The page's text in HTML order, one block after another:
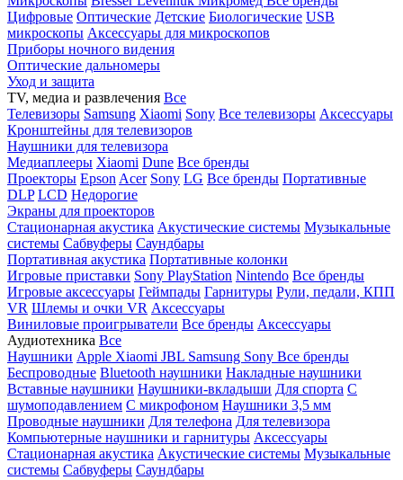
Цифровые Оптические Детские Биологические USB
микроскопы Аксессуары для микроскопов
Приборы ночного видения
Оптические дальномеры
Уход и защита
TV, медиа и развлечения Все
Телевизоры Samsung Xiaomi Sony Все телевизоры Аксессуары
Кронштейны для телевизоров
Наушники для телевизора
Медиаплееры Xiaomi Dune Все бренды
Проекторы Epson Acer Sony LG Все бренды Портативные
DLP LCD Недорогие
Экраны для проекторов
Стационарная акустика Акустические системы Музыкальные
системы Сабвуферы Саундбары
Портативная акустика Портативные колонки
Игровые приставки Sony PlayStation Nintendo Все бренды
Игровые аксессуары Геймпады Гарнитуры Рули, педали, КПП
VR Шлемы и очки VR Аксессуары
Виниловые проигрыватели Все бренды Аксессуары
Аудиотехника Все
Наушники Apple Xiaomi JBL Samsung Sony Все бренды
Беспроводные Bluetooth наушники Накладные наушники
Вставные наушники Наушники-вкладыши Для спорта С
шумоподавлением С микрофоном Наушники 3,5 мм
Проводные наушники Для телефона Для телевизора
Компьютерные наушники и гарнитуры Аксессуары
Стационарная акустика Акустические системы Музыкальные
системы Сабвуферы Саундбары